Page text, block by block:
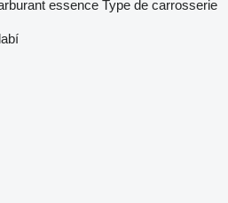
essence Type de carrosserie